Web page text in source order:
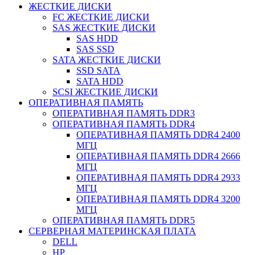
ЖЕСТКИЕ ДИСКИ
FC ЖЕСТКИЕ ДИСКИ
SAS ЖЕСТКИЕ ДИСКИ
SAS HDD
SAS SSD
SATA ЖЕСТКИЕ ДИСКИ
SSD SATA
SATA HDD
SCSI ЖЕСТКИЕ ДИСКИ
ОПЕРАТИВНАЯ ПАМЯТЬ
ОПЕРАТИВНАЯ ПАМЯТЬ DDR3
ОПЕРАТИВНАЯ ПАМЯТЬ DDR4
ОПЕРАТИВНАЯ ПАМЯТЬ DDR4 2400
МГЦ
ОПЕРАТИВНАЯ ПАМЯТЬ DDR4 2666
МГЦ
ОПЕРАТИВНАЯ ПАМЯТЬ DDR4 2933
МГЦ
ОПЕРАТИВНАЯ ПАМЯТЬ DDR4 3200
МГЦ
ОПЕРАТИВНАЯ ПАМЯТЬ DDR5
СЕРВЕРНАЯ МАТЕРИНСКАЯ ПЛАТА
DELL
HP